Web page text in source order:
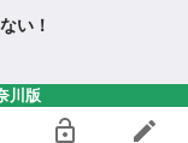
い！
川版